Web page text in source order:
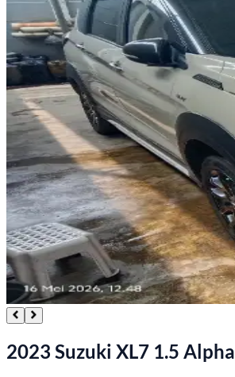
2023 Suzuki XL7 1.5 Alpha